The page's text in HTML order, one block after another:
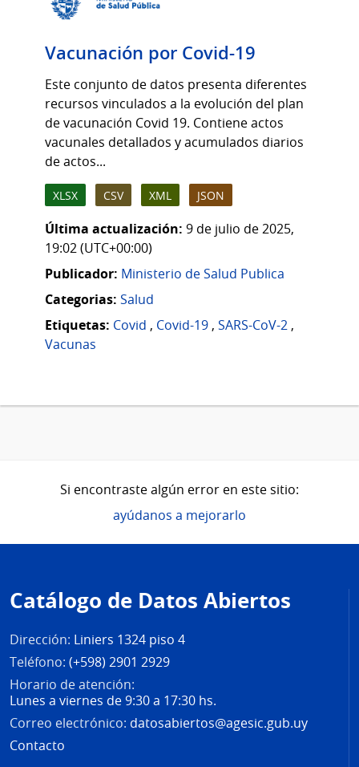
Vacunación por Covid-19
Este conjunto de datos presenta diferentes
recursos vinculados a la evolución del plan
de vacunación Covid 19. Contiene actos
vacunales detallados y acumulados diarios
de actos...
XLSX CSV XML JSON
Última actualización: 9 de julio de 2025,
19:02 (UTC+00:00)
Publicador: Ministerio de Salud Publica
Categorias: Salud
Etiquetas: Covid , Covid-19 , SARS-CoV-2 ,
Vacunas
Si encontraste algún error en este sitio:
ayúdanos a mejorarlo
de
página
Catálogo de Datos Abiertos
Dirección: Liniers 1324 piso 4
Teléfono: (+598) 2901 2929
Horario de atención:
Lunes a viernes de 9:30 a 17:30 hs.
Correo electrónico: datosabiertos@agesic.gub.uy
Contacto